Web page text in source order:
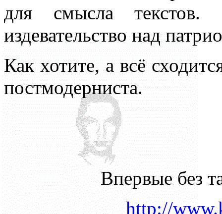
для смысла
издевательство над
Как хотите, а всё
постмодерниста.
Впервые без
http://